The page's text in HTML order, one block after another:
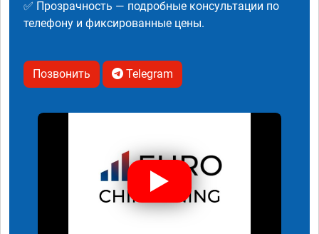
✅ Прозрачность — подробные консультации по
телефону и фиксированные цены.
Позвонить Telegram